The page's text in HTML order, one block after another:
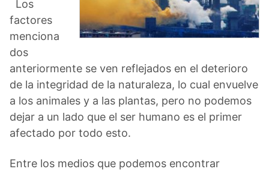
Los
factores
menciona
dos
anteriormente se ven reflejados en el deterioro
de la integridad de la naturaleza, lo cual envuelve
a los animales y a las plantas, pero no podemos
dejar a un lado que el ser humano es el primer
afectado por todo esto.
Entre los medios que podemos encontrar